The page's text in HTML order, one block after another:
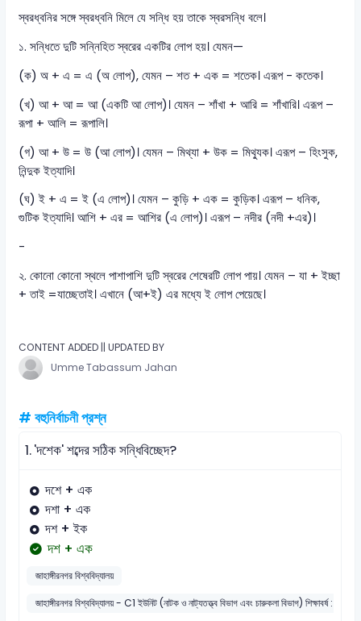
স্বরধ্বনির সঙ্গে স্বরধ্বনি মিলে যে সন্ধি হয় তাকে স্বরসন্ধি বলে।
১. সন্ধিতে দুটি সন্নিহিত স্বরের একটির লোপ হয়। যেমন—
(ক) অ + এ = এ (অ লোপ), যেমন – শত + এক = শতেক। এরূপ - কতেক।
(খ) আ + আ = আ (একটি আ লোপ)। যেমন – শাঁখা + আরি = শাঁখারি। এরূপ –
রূপা + আলি = রূপালি।
(গ) আ + উ = উ (আ লোপ)। যেমন – মিথ্যা + উক = মিথ্যুক। এরূপ – হিংসুক,
নিন্দুক ইত্যাদি।
(ঘ) ই + এ = ই (এ লোপ)। যেমন – কুড়ি + এক = কুড়িক। এরূপ – ধনিক,
গুটিক ইত্যাদি। আশি + এর = আশির (এ লোপ)। এরূপ – নদীর (নদী +এর)।
-
২. কোনো কোনো স্থলে পাশাপাশি দুটি স্বরের শেষেরটি লোপ পায়। যেমন – যা + ইচ্ছা
+ তাই =যাচ্ছেতাই। এখানে (আ+ই) এর মধ্যে ই লোপ পেয়েছে।
CONTENT ADDED || UPDATED BY
Umme Tabassum Jahan
# বহুনির্বাচনী প্রশ্ন
1.'দশেক' শব্দের সঠিক সন্ধিবিচ্ছেদ?
দশে + এক
দশা + এক
দশ + ইক
দশ + এক
জাহাঙ্গীরনগর বিশ্ববিদ্যালয়
জাহাঙ্গীরনগর বিশ্ববিদ্যালয় - C1 ইউনিট (নাটক ও নাট্যতত্ত্ব বিভাগ এবং চারুকলা বিভাগ) শিক্ষাবর্ষ :